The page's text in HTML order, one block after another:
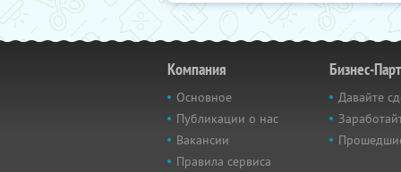
Компания
Основное
Публикации о нас
Вакансии
Правила сервиса
Бизнес-
Давайте